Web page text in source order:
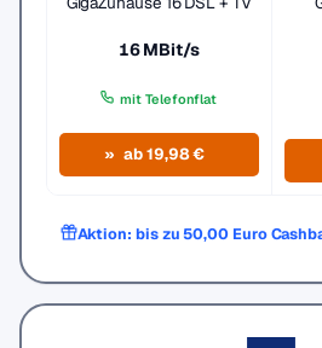
16 MBit/s
mit Telefonflat
ab 19,98 €
Aktion: bis zu 50,00 Euro